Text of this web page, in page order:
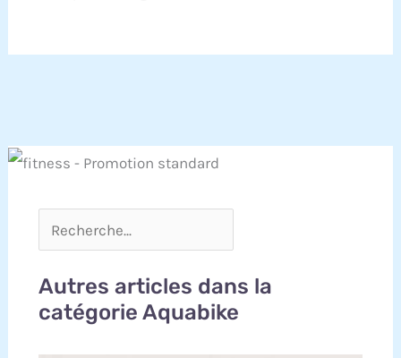
Autres articles dans la
catégorie Aquabike